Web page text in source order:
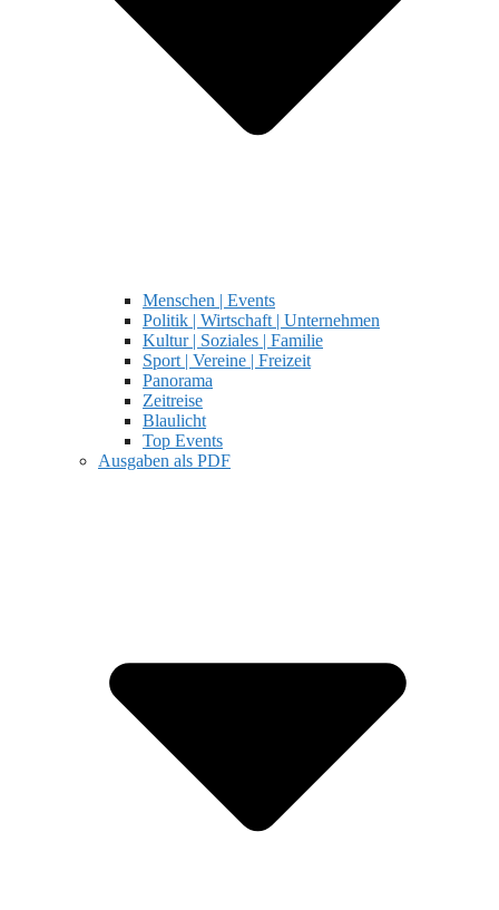
Menschen | Events
Politik | Wirtschaft | Unternehmen
Kultur | Soziales | Familie
Sport | Vereine | Freizeit
Panorama
Zeitreise
Blaulicht
Top Events
Ausgaben als PDF